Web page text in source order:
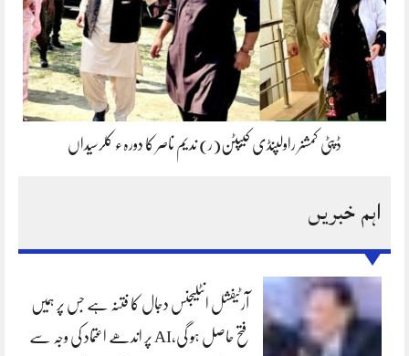
ڈپٹی کمشنر راولپنڈی کیپٹن(ر) ندیم ناصر کا دورہء کلرسیداں
اہم خبریں
آرٹیفشل انٹلیجنس دجال کا فتنہ ہے جس پر ہمیں
فتح حاصل ہو گی،AI پر اندھے اعتماد کی وجہ سے